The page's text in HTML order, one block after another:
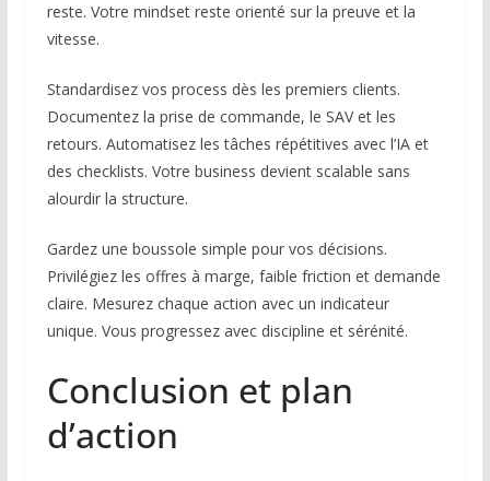
reste. Votre mindset reste orienté sur la preuve et la
vitesse.
Standardisez vos process dès les premiers clients.
Documentez la prise de commande, le SAV et les
retours. Automatisez les tâches répétitives avec l’IA et
des checklists. Votre business devient scalable sans
alourdir la structure.
Gardez une boussole simple pour vos décisions.
Privilégiez les offres à marge, faible friction et demande
claire. Mesurez chaque action avec un indicateur
unique. Vous progressez avec discipline et sérénité.
Conclusion et plan
d’action